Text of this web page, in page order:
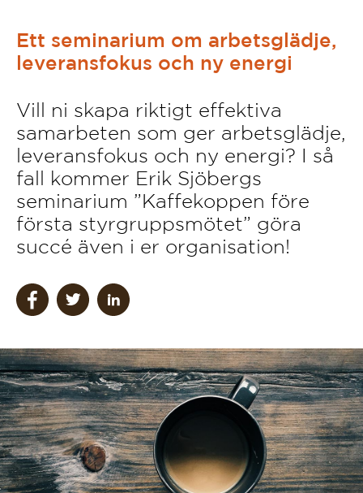
Ett seminarium om arbetsglädje,
leveransfokus och ny energi
Vill ni skapa riktigt effektiva
samarbeten som ger arbetsglädje,
leveransfokus och ny energi? I så
fall kommer Erik Sjöbergs
seminarium ”Kaffekoppen före
första styrgruppsmötet” göra
succé även i er organisation!